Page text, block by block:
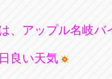
0568-85-
アップル
田町2-1-16
パス春日店
、アップル名岐
良い天気